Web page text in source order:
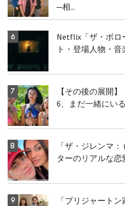
─相...
Netflix「ザ・ボロ
ト・登場人物・
【その後の展開
6、まだ一緒にい
「ザ・ジレンマ
ターのリアルな恋
「ブリジャート